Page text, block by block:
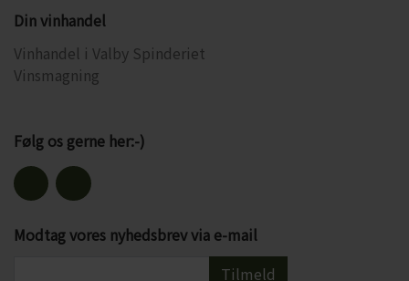
Din vinhandel
Vinhandel i Valby Spinderiet
Vinsmagning
Følg os gerne her:-)
Modtag vores nyhedsbrev via e-mail
Tilmeld